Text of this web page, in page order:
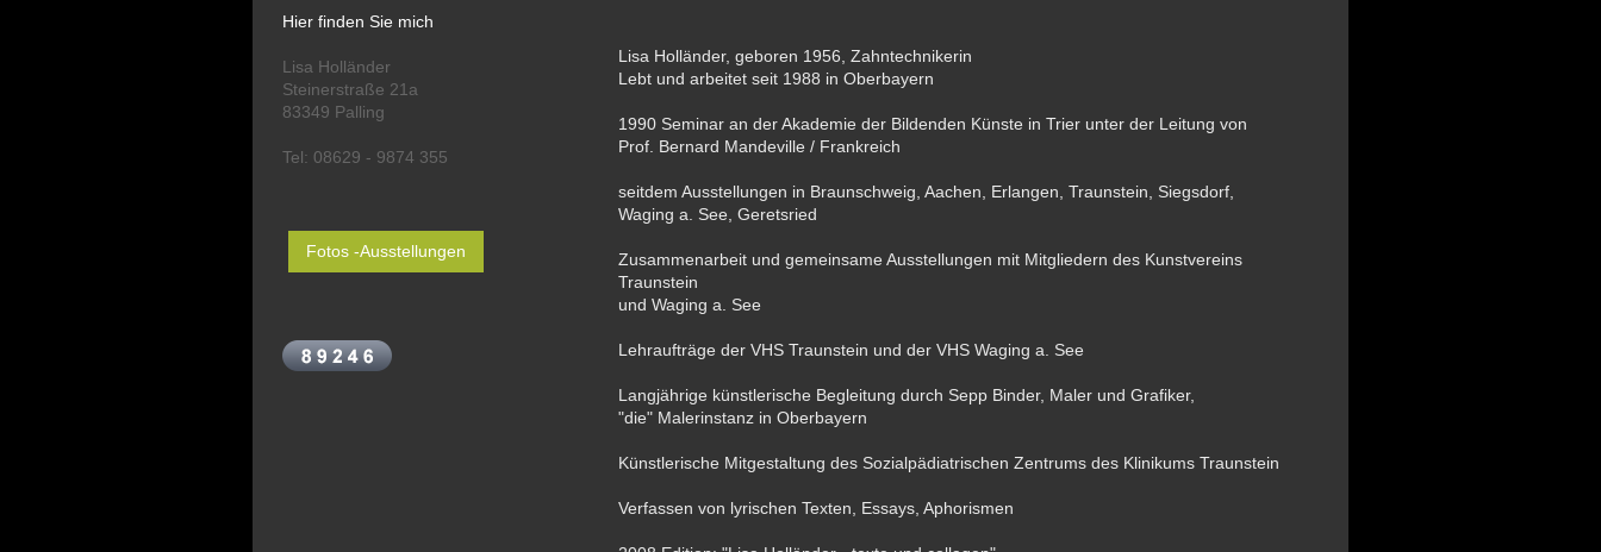
Lisa Holländer, geboren 1956, Zahntechnikerin
Lebt und arbeitet seit 1988 in Oberbayern
1990 Seminar an der Akademie der Bildenden Künste in Trier unter der Leitung von
Prof. Bernard Mandeville / Frankreich
seitdem Ausstellungen in Braunschweig, Aachen, Erlangen, Traunstein, Siegsdorf ,
Waging a. See, Geretsried
Zusammenarbeit und gemeinsame Ausstellungen mit Mitgliedern des Kunstvereins
Traunstein
und Waging a. See
Lehraufträge der VHS Traunstein und der VHS Waging a. See
Langjährige künstlerische Begleitung durch Sepp Binder, Maler und Grafiker,
"die" Malerinstanz in Oberbayern
Künstlerische Mitgestaltung des Sozialpädiatrischen Zentrums des Klinikums Traunstein
Verfassen von lyrischen Texten, Essays, Aphorismen
Hier finden Sie mich
Lisa Holländer
Steinerstraße 21a
83349 Palling
Tel: 08629 - 9874 355
Fotos -Ausstellungen